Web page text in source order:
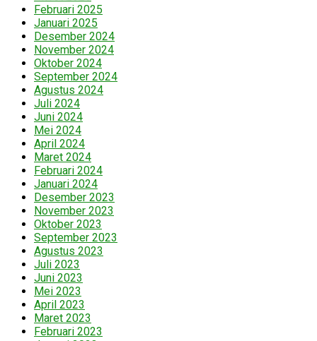
Februari 2025
Januari 2025
Desember 2024
November 2024
Oktober 2024
September 2024
Agustus 2024
Juli 2024
Juni 2024
Mei 2024
April 2024
Maret 2024
Februari 2024
Januari 2024
Desember 2023
November 2023
Oktober 2023
September 2023
Agustus 2023
Juli 2023
Juni 2023
Mei 2023
April 2023
Maret 2023
Februari 2023